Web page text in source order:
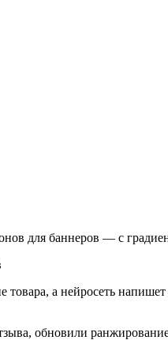
для баннеров — с
а нейросеть
обновили